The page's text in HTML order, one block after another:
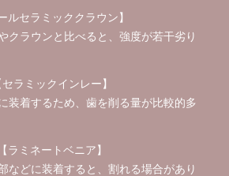
ルセラミッククラウン】
クラウンと比べると、強度が若干劣り
セラミックインレー】
装着するため、歯を削る量が比較的多
【ラミネートベニア】
などに装着すると、割れる場合があり